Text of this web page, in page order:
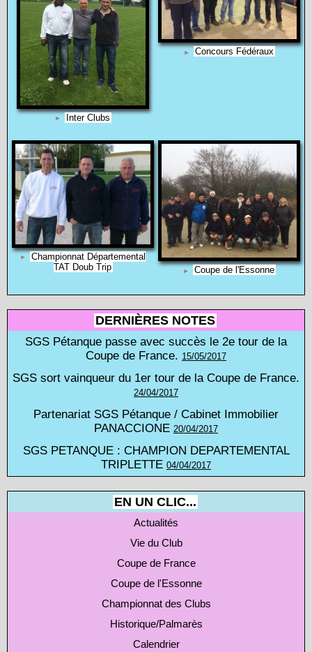
Inter Clubs
Concours Fédéraux
Championnat Départemental
TAT Doub Trip
Coupe de l'Essonne
DERNIÈRES NOTES
SGS Pétanque passe avec succès le 2e tour de la
Coupe de France. 15/05/2017
SGS sort vainqueur du 1er tour de la Coupe de France.
24/04/2017
Partenariat SGS Pétanque / Cabinet Immobilier
PANACCIONE 20/04/2017
SGS PETANQUE : CHAMPION DEPARTEMENTAL
TRIPLETTE 04/04/2017
EN UN CLIC...
Actualités
Vie du Club
Coupe de France
Coupe de l'Essonne
Championnat des Clubs
Historique/Palmarès
Calendrier